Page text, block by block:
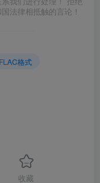
法律相抵触的言论！
FLAC格式
收藏